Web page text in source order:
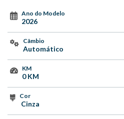
Ano do Modelo
2026
Câmbio
Automático
KM
0 KM
Cor
Cinza